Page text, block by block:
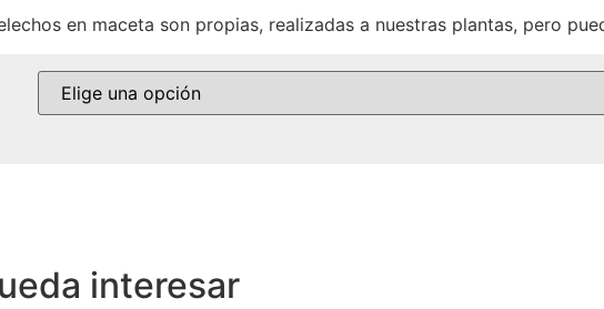
en maceta son propias, realizadas a nuestras plantas, pero
interesar